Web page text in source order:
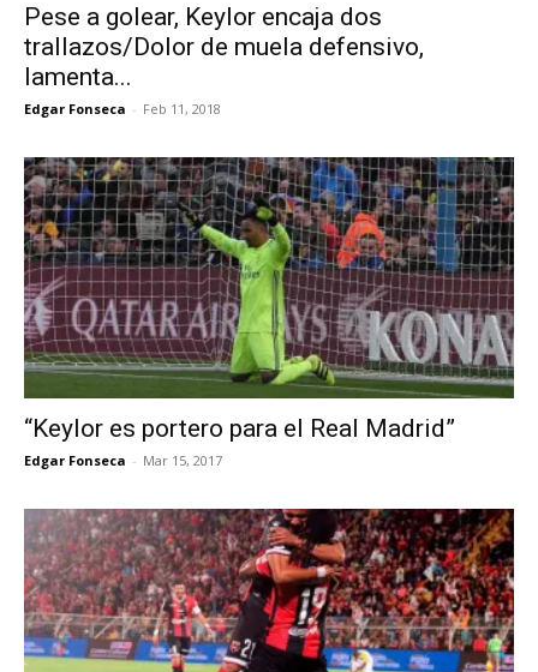
Pese a golear, Keylor encaja dos
trallazos/Dolor de muela defensivo,
lamenta...
Edgar Fonseca - Feb 11, 2018
“Keylor es portero para el Real Madrid”
Edgar Fonseca - Mar 15, 2017